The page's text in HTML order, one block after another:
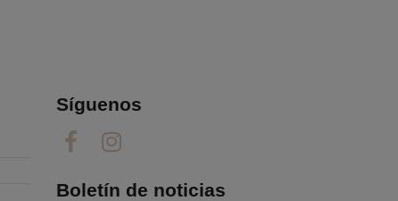
Síguenos
Boletín de noticias